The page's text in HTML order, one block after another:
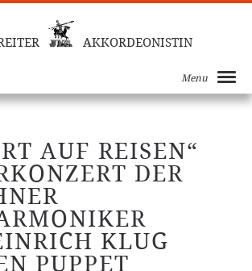
AKKORDEONISTIN
Menu
AUF REISEN“
DER
KLUG
PUPPET